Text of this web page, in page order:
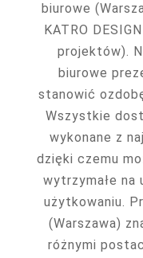
biurowe
KATRO
projektów).
biurowe
stanowić
Wszystkie
wykonane z
dzięki czemu
wytrzymałe na
użytkowaniu.
(Warszawa)
różnymi